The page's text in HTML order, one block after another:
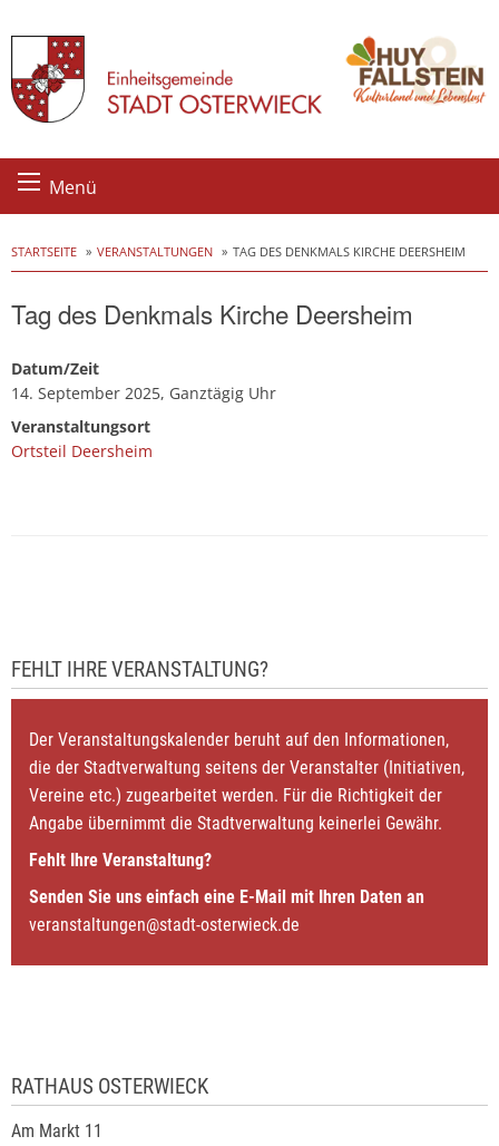
Skip
Menü
STARTSEITE VERANSTALTUNGEN TAG DES DENKMALS KIRCHE DEERSHEIM
Tag des Denkmals Kirche Deersheim
Datum/Zeit
14. September 2025, Ganztägig Uhr
Veranstaltungsort
Ortsteil Deersheim
FEHLT IHRE VERANSTALTUNG?
Der Veranstaltungskalender beruht auf den Informationen,
die der Stadtverwaltung seitens der Veranstalter (Initiativen,
Vereine etc.) zugearbeitet werden. Für die Richtigkeit der
Angabe übernimmt die Stadtverwaltung keinerlei Gewähr.
Fehlt Ihre Veranstaltung?
Senden Sie uns einfach eine E-Mail mit Ihren Daten an
veranstaltungen@stadt-osterwieck.de
RATHAUS OSTERWIECK
Am Markt 11